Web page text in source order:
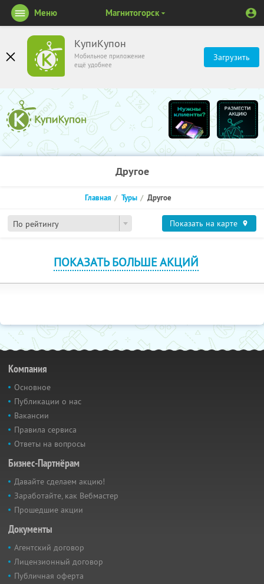
КупиКупон
Мобильное приложение
ещё удобнее
Загрузить
Меню Магнитогорск
Другое
По рейтингу
Главная Туры Другое
Показать на карте
ПОКАЗАТЬ БОЛЬШЕ АКЦИЙ
Компания
Основное
Публикации о нас
Вакансии
Правила сервиса
Ответы на вопросы
Бизнес-Партнёрам
Давайте сделаем акцию!
Заработайте, как Вебмастер
Прошедшие акции
Документы
Агентский договор
Лицензионный договор
Публичная оферта